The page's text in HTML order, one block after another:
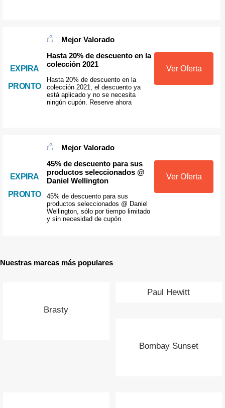
EXPIRA
PRONTO
Mejor Valorado
Hasta 20% de descuento en la
colección 2021
Hasta 20% de descuento en la
colección 2021, el descuento ya
está aplicado y no se necesita
ningún cupón. Reserve ahora
Ver Oferta
EXPIRA
PRONTO
Mejor Valorado
45% de descuento para sus
productos seleccionados @
Daniel Wellington
45% de descuento para sus
productos seleccionados @ Daniel
Wellington, sólo por tiempo limitado
y sin necesidad de cupón
Ver Oferta
Nuestras marcas más populares
Brasty
Paul Hewitt
Bombay Sunset